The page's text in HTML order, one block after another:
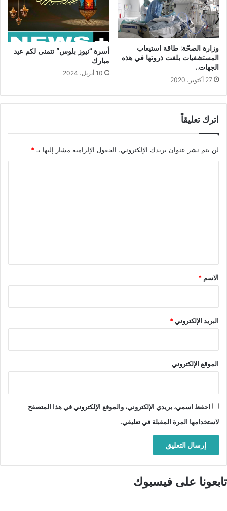
وزارة الصحّة: طاقة استيعاب
المستشفيات بلغت ذروتها في هذه
الجهات..
27 أكتوبر، 2020
أسرة “نيوز بلوس” تتمنى لكم عيد
مبارك
10 أبريل، 2024
اترك تعليقاً
لن يتم نشر عنوان بريدك الإلكتروني. الحقول الإلزامية مشار إليها بـ *
*
الاسم *
البريد الإلكتروني*
الموقع الإلكتروني
احفظ اسمي، بريدي الإلكتروني، والموقع الإلكتروني في هذا المتصفح
لاستخدامها المرة المقبلة في تعليقي.
تابعونا على فيسبوك